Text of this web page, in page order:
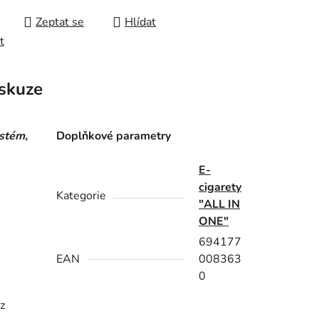
Zeptat se
Hlídat
Doplňkové parametry
Kategorie
E-
cigarety
"ALL IN
ONE"
EAN
694177
008363
0